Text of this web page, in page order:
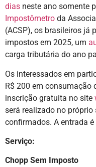
dias neste ano somente
Impostômetro da
(ACSP), os brasileiros já
impostos em 2025, um
carga tributária do ano
Os interessados em
R$ 200 em consumação
inscrição gratuita no site
será realizado no
confirmados. A entrada
Serviço:
Chopp Sem Imposto